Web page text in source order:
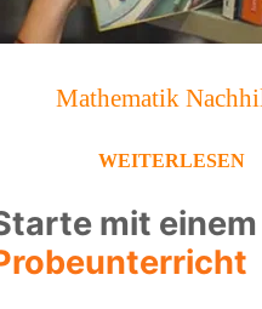
Mathematik
WEITERLESEN
mit